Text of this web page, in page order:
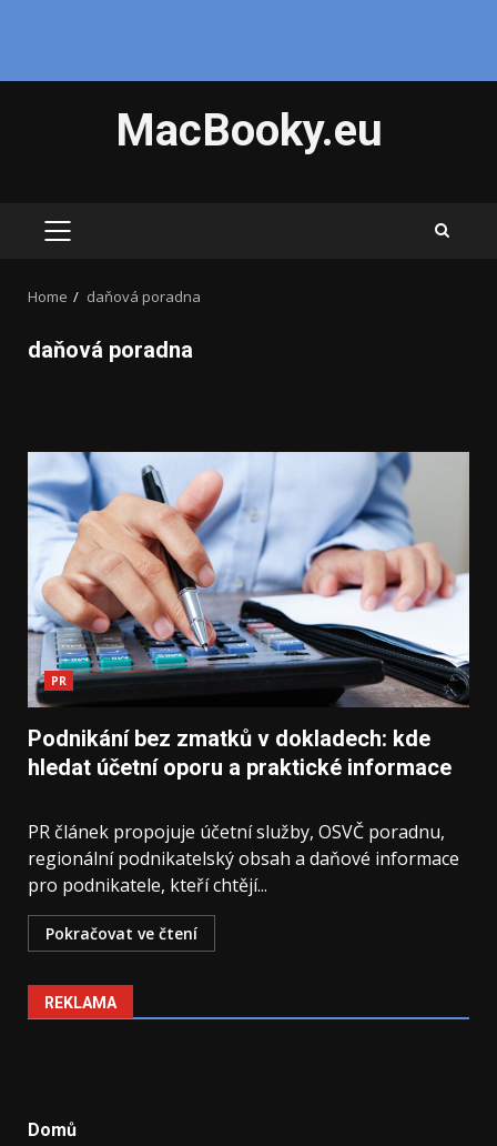
MacBooky.eu
PRIMARY
Home daňová poradna
daňová poradna
PR
Podnikání bez zmatků v dokladech: kde
hledat účetní oporu a praktické informace
PR článek propojuje účetní služby, OSVČ poradnu,
regionální podnikatelský obsah a daňové informace
pro podnikatele, kteří chtějí...
Pokračovat ve čtení
REKLAMA
Domů